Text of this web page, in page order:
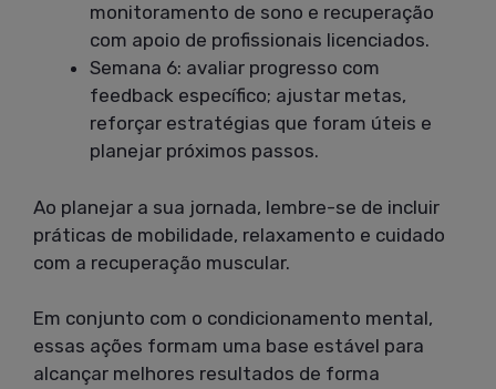
monitoramento de sono e recuperação
com apoio de profissionais licenciados.
Semana 6: avaliar progresso com
feedback específico; ajustar metas,
reforçar estratégias que foram úteis e
planejar próximos passos.
Ao planejar a sua jornada, lembre-se de incluir
práticas de mobilidade, relaxamento e cuidado
com a recuperação muscular.
Em conjunto com o condicionamento mental,
essas ações formam uma base estável para
alcançar melhores resultados de forma